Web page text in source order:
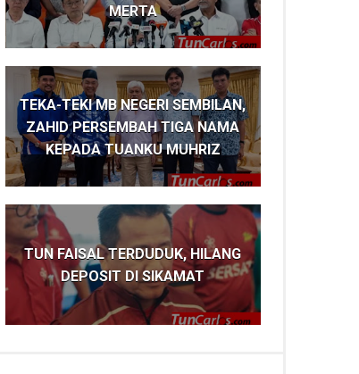
MERTA
TEKA-TEKI MB NEGERI SEMBILAN,
ZAHID PERSEMBAH TIGA NAMA
KEPADA TUANKU MUHRIZ
TUN FAISAL TERDUDUK, HILANG
DEPOSIT DI SIKAMAT